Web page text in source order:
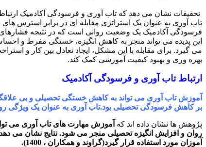
تحقیقات نشان می دهد که تاب آوری و فرسودگی آکادمیک ارتباط
تاب آوری به عنوان یک استراتژی مقابله ای در برابر
فرسودگی آکادمیک یک وضعیت روانی است که در نتیجه فشارهای
این پدیده می تواند منجر به کاهش انگیزه، خستگی مفرط و
می گیرد. برای مقابله با این مشکل، ایجاد تعادل بین کار و
بهره وری و بهبود کیفیت آموزشی کمک کند.
ارتباط تاب آوری و فرسودگی آکادمیک
آموزش تاب آوری می تواند به کاهش خستگی تحصیلی و بی
بر کاهش فرسودگی تحصیلی بود.تاب آوری به عنوان یک ویژگی
پژوهش ها نشان داده اند که آموزش مهارت های تاب آوری می
روان و افزایش انگیزه تحصیلی منجر می شود. نتایج نشان می
آموزان مورد استفاده قرار گیرد(گراوند و همکاران ، 1400).